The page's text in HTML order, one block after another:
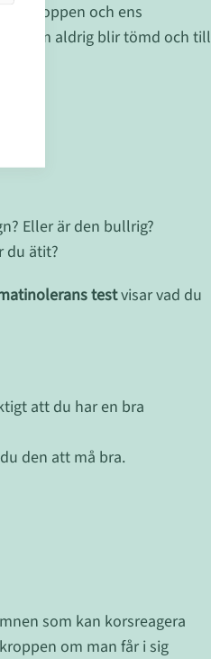
i kroppen och ens
som aldrig blir tömd och till
Eller är den bullrig?
du ätit?
testvisar vad du
att du har en bra
den att må bra.
som kan korsreagera
om man får i sig